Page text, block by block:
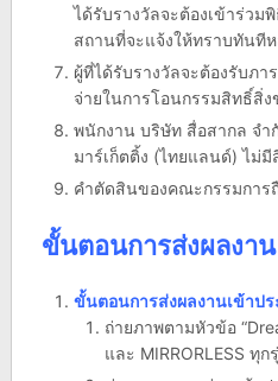
ได้รับรางวัลจะต้องเข้าร่วม
สถานที่จะแจ้งให้ทราบทันที
ผู้ที่ได้รับรางวัลจะต้องรับภ
จ่ายในการโอนกรรมสิทธิ์สิ่
พนักงาน บริษัท สื่อสากล จ
มาร์เก็ตติ้ง (ไทยแลนด์) ไม่
คำตัดสินของคณะกรรมการ
ขั้นตอนการส่งผลงาน
ขั้นตอนการส่งผลงานเข้าปร
ถ่ายภาพตามหัวข้อ
และ MIRRORLESS ทุ